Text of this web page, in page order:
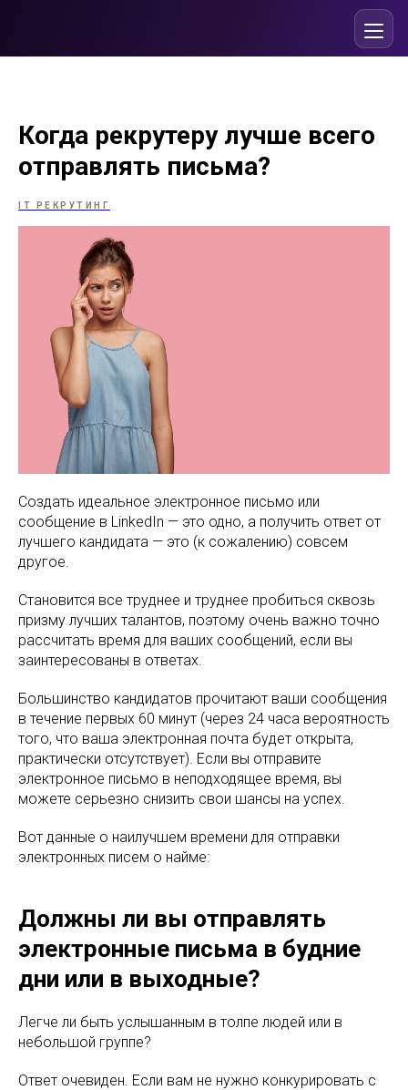
Когда рекрутеру лучше всего
отправлять письма?
IT РЕКРУТИНГ
Создать идеальное электронное письмо или
сообщение в LinkedIn — это одно, а получить ответ от
лучшего кандидата — это (к сожалению) совсем
другое.
Становится все труднее и труднее пробиться сквозь
призму лучших талантов, поэтому очень важно точно
рассчитать время для ваших сообщений, если вы
заинтересованы в ответах.
Большинство кандидатов прочитают ваши сообщения
в течение первых 60 минут (через 24 часа вероятность
того, что ваша электронная почта будет открыта,
практически отсутствует). Если вы отправите
электронное письмо в неподходящее время, вы
можете серьезно снизить свои шансы на успех.
Вот данные о наилучшем времени для отправки
электронных писем о найме:
Должны ли вы отправлять
электронные письма в будние
дни или в выходные?
Легче ли быть услышанным в толпе людей или в
небольшой группе?
Ответ очевиден. Если вам не нужно конкурировать с